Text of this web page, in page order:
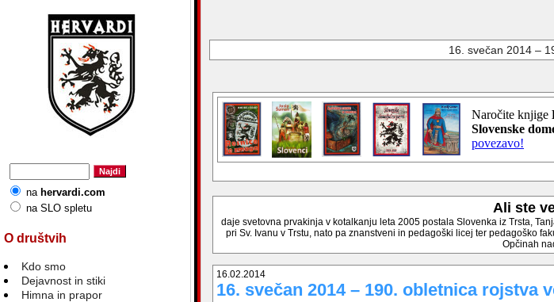
na hervardi.com
na SLO spletu
O društvih
Kdo smo
Dejavnost in stiki
Himna in prapor
16. svečan 2014 –
Naročite knjige
Slovenske
povezavo!
Ali ste
daje svetovna prvakinja v kotalkanju leta 2005 postala Slovenka iz Trsta,
pri Sv. Ivanu v Trstu, nato pa znanstveni in pedagoški licej ter pedagoško
Opčinah
16.02.2014
16. svečan 2014 – 190. obletnica rojstva